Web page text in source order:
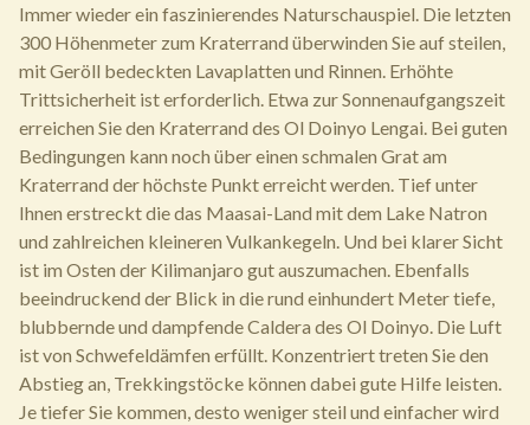
Immer wieder ein faszinierendes Naturschauspiel. Die letzten
300 Höhenmeter zum Kraterrand überwinden Sie auf steilen,
mit Geröll bedeckten Lavaplatten und Rinnen. Erhöhte
Trittsicherheit ist erforderlich. Etwa zur Sonnenaufgangszeit
erreichen Sie den Kraterrand des Ol Doinyo Lengai. Bei guten
Bedingungen kann noch über einen schmalen Grat am
Kraterrand der höchste Punkt erreicht werden. Tief unter
Ihnen erstreckt die das Maasai-Land mit dem Lake Natron
und zahlreichen kleineren Vulkankegeln. Und bei klarer Sicht
ist im Osten der Kilimanjaro gut auszumachen. Ebenfalls
beeindruckend der Blick in die rund einhundert Meter tiefe,
blubbernde und dampfende Caldera des Ol Doinyo. Die Luft
ist von Schwefeldämfen erfüllt. Konzentriert treten Sie den
Abstieg an, Trekkingstöcke können dabei gute Hilfe leisten.
Je tiefer Sie kommen, desto weniger steil und einfacher wird